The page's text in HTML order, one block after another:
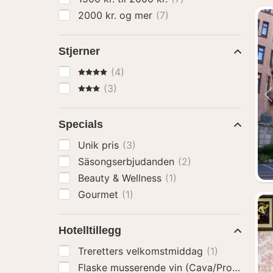
2000 kr. og mer (7)
Stjerner
4 Stjerner
(4)
3 Stjerner
(3)
Specials
Unik pris (3)
Säsongserbjudanden (2)
Beauty & Wellness (1)
Gourmet (1)
Hotelltillegg
Treretters velkomstmiddag (1)
Flaske musserende vin (Cava/Prosecco)